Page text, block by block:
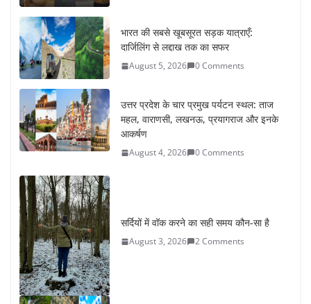
भारत की सबसे खूबसूरत सड़क यात्राएँ:
दार्जिलिंग से लद्दाख तक का सफर
August 5, 2026 0 Comments
उत्तर प्रदेश के चार प्रमुख पर्यटन स्थल: ताज
महल, वाराणसी, लखनऊ, प्रयागराज और इनके
आकर्षण
August 4, 2026 0 Comments
सर्दियों में वॉक करने का सही समय कौन-सा है
August 3, 2026 2 Comments